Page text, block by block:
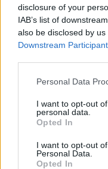
disclosure of your
IAB’s list of
also be disclosed by
Downstream
Personal Data
I want to opt-out
personal data.
Opted In
I want to opt-out
Personal Data.
Opted In
hellok! Miért nem
eseményre?
Oct 29, 2023
Leelu
Sziasztok,várható
buggal teli frissítést
van bármilyen